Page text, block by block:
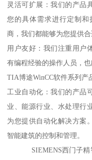
灵活可扩展：我们的产品
您的具体需求进行定制
商，我们都能够为您提供合
用户友好：我们注重用户
有编程经验的操作人员，
TIA博途WinCC软件系列产
工业自动化：我们的产品
业、能源行业、水处理行
为您提供自动化解决方案
智能建筑的控制和管理。
SIEMENS西门子精智